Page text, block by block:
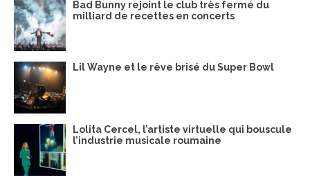
Bad Bunny rejoint le club très fermé du
milliard de recettes en concerts
Lil Wayne et le rêve brisé du Super Bowl
Lolita Cercel, l’artiste virtuelle qui bouscule
l’industrie musicale roumaine